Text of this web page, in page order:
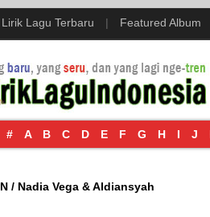
Lirik Lagu Terbaru | Featured Album
# A B C D E F G H I J
N / Nadia Vega & Aldiansyah